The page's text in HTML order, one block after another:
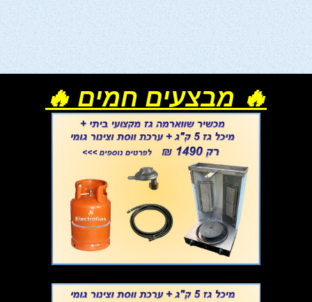
🔥 מבצעים חמים 🔥